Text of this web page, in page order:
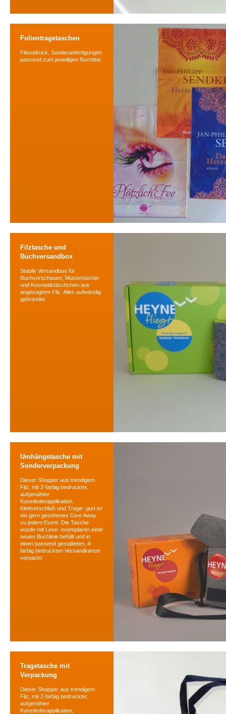
Folientragetaschen
Flexodruck, Sonderanfertigungen
passend zum jeweiligen Buchtitel.
Filztasche und
Buchversandbox
Stabile Versandbox für
Buchvorschauen, Musterbücher
und Kosmetiktäschchen aus
angesagtem Filz. Alles aufwändig
gebrandet.
Umhängetasche mit
Sonderverpackung
Dieser Shopper aus trendigem
Filz, mit 2-farbig bedruckter,
aufgenähter
Kunstlederapplikation,
Klettverschluß und Trage- gurt ist
ein gern gesehenes Give Away
zu jedem Event. Die Tasche
wurde mit Lese- exemplaren einer
neuen Buchlinie befüllt und in
einen passend gestalteten, 4-
farbig bedruckten Versandkarton
verpackt.
Tragetasche mit
Verpackung
Dieser Shopper aus trendigem
Filz, mit 2-farbig bedruckter,
aufgenähter
Kunstlederapplikation,